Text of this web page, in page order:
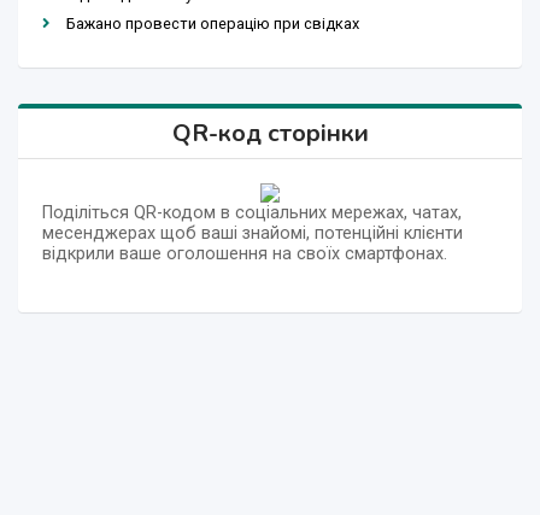
Бажано провести операцію при свідках
QR-код сторінки
Поділіться QR-кодом в соціальних мережах, чатах,
месенджерах щоб ваші знайомі, потенційні клієнти
відкрили ваше оголошення на своїх смартфонах.